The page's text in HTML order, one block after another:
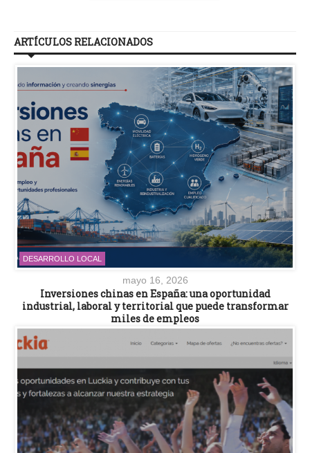
ARTÍCULOS RELACIONADOS
DESARROLLO LOCAL
mayo 16, 2026
Inversiones chinas en España: una oportunidad
industrial, laboral y territorial que puede transformar
miles de empleos